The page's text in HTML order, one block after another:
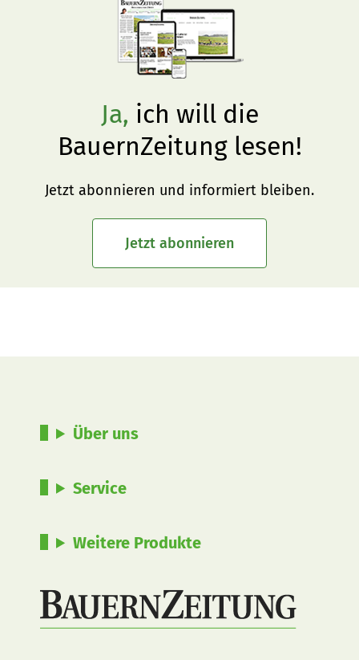
Ja, ich will die
BauernZeitung lesen!
Jetzt abonnieren und informiert bleiben.
Jetzt abonnieren
Über uns
Service
Weitere Produkte